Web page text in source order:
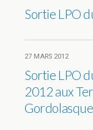
Sortie LPO
27 MARS 2012
Sortie LPO
2012 aux
Gordolasque